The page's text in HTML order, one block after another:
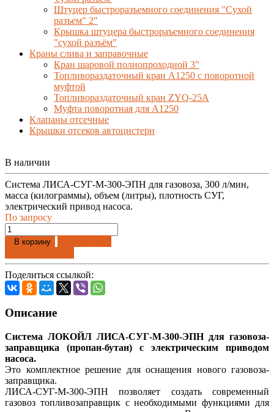
Штуцер быстроразъемного соединения "Сухой
разъем" 2"
Крышка штуцера быстрораъемного соединения
"сухой разъём"
Краны слива и заправочные
Кран шаровой полнопроходной 3"
Топливораздаточный кран A1250 с поворотной
муфтой
Топливораздаточный кран ZYQ-25A
Муфта поворотная для А1250
Клапаны отсечные
Крышки отсеков автоцистерн
В наличии
Система ЛИСА-СУГ-М-300-ЭПН для газовоза, 300 л/мин,
масса (килограммы), объем (литры), плотность СУГ,
электрический привод насоса.
По запросу
В корзину
Поделиться ссылкой:
Описание
Система ЛОКОЙЛ ЛИСА-СУГ-М-300-ЭПН для газовоза-
заправщика (пропан-бутан) с электрическим приводом
насоса.
Это комплектное решение для оснащения нового газовоза-
заправщика.
ЛИСА-СУГ-М-300-ЭПН позволяет создать современный
газовоз топливозаправщик с необходимыми функциями для